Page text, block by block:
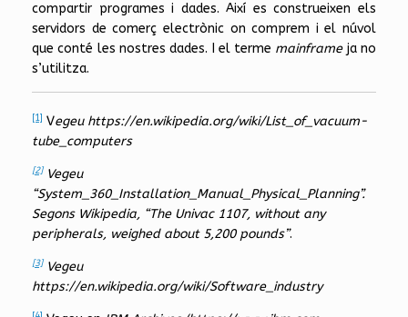
compartir programes i dades. Així es construeixen els
servidors de comerç electrònic on comprem i el núvol
que conté les nostres dades. I el terme mainframeja no
s’utilitza.
[1] Vegeu https://en.wikipedia.org/wiki/List_of_vacuum-
tube_computers
[2]Vegeu
“System_360_Installation_Manual_Physical_Planning”.
Segons Wikipedia, “The Univac 1107, without any
peripherals, weighed about 5,200 pounds”.
[3]Vegeu
https://en.wikipedia.org/wiki/Software_industry